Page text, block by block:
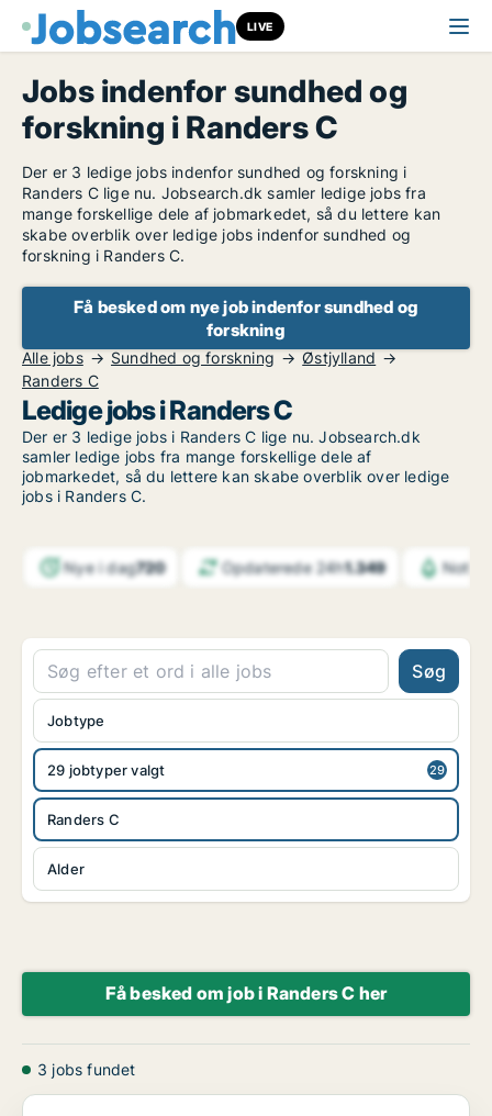
LIVE
Jobs indenfor sundhed og
forskning i Randers C
Der er 3 ledige jobs indenfor sundhed og forskning i
Randers C lige nu. Jobsearch.dk samler ledige jobs fra
mange forskellige dele af jobmarkedet, så du lettere kan
skabe overblik over ledige jobs indenfor sundhed og
forskning i Randers C.
Få besked om nye job indenfor sundhed og
forskning
Alle jobs Sundhed og forskning
Østjylland
Randers C
Ledige jobs i Randers C
Der er 3 ledige jobs i Randers C lige nu. Jobsearch.dk
samler ledige jobs fra mange forskellige dele af
jobmarkedet, så du lettere kan skabe overblik over ledige
jobs i Randers C.
Nye i dag720 Opdaterede 24h1.349
Søg
29 jobtyper valgt
Randers C
Alder
Jobtype
Få besked om job i Randers C her
3 jobs fundet
Er du vores nye selvstændige og fagligt stærke bos...